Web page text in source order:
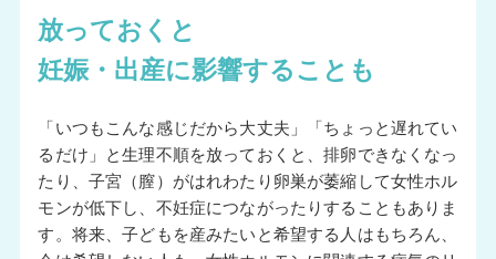
放っておくと
妊娠・出産に影響することも
「いつもこんな感じだから大丈夫」「ちょっと遅れてい
るだけ」と生理不順を放っておくと、排卵できなくなっ
たり、子宮（膣）がはれわたり卵巣が萎縮して女性ホル
モンが低下し、不妊症につながったりすることもありま
す。将来、子どもを産みたいと希望する人はもちろん、